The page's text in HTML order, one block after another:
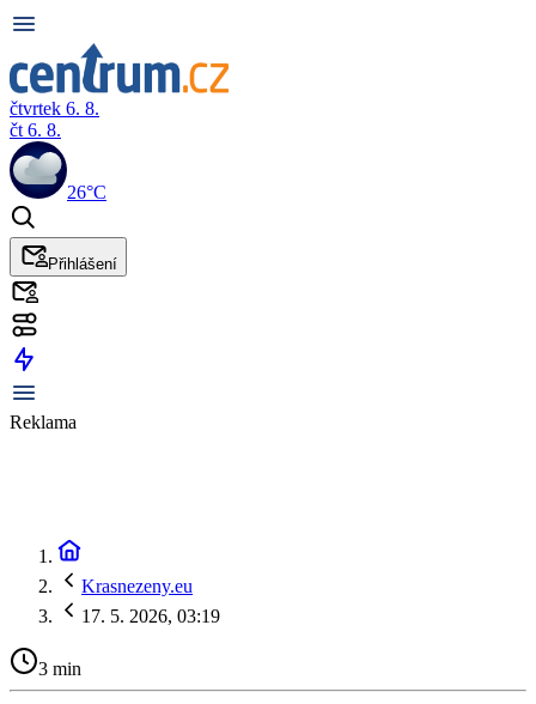
čtvrtek 6. 8.
čt 6. 8.
26°C
Přihlášení
Reklama
Krasnezeny.eu
17. 5. 2026, 03:19
3 min